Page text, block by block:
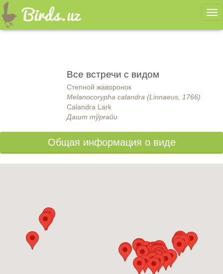
Все встречи с видом
Степной жаворонок
Melanocorypha calandra (Linnaeus, 1766)
Calandra Lark
Дашт тўрғайи
Общая информация о виде